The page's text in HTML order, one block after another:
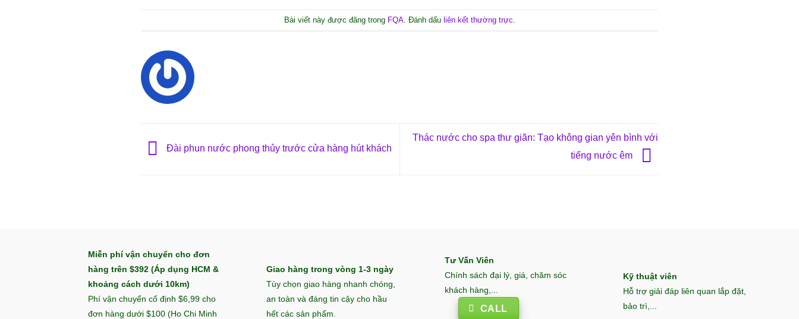
Bài viết này được đăng trong FQA. Đánh dấu liên kết thường trực
Đài phun nước phong thủy trước cửa hàng hút khách
Thác nước cho spa thư giãn: Tạo không gian yên bình với
tiếng nước êm
Miễn phí vận chuyển cho đơn
hàng trên $392 (Áp dụng HCM &
khoảng cách dưới 10km)
Phí vận chuyển cố định $6,99 cho
đơn hàng dưới $100 (Ho Chi Minh
Giao hàng trong vòng 1-3 ngày
Tùy chọn giao hàng nhanh chóng,
an toàn và đáng tin cậy cho hầu
hết các sản phẩm.
Tư Vấn Viên
Chính sách đại lý, giá, chăm sóc
khách hàng,...
CALL
Kỹ thuật viên
Hỗ trợ giải đáp liên quan lắp đặt,
bảo trì,...